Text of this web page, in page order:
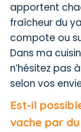
apportent
fraîcheur du
compote ou
Dans ma
n’hésitez pas
selon vos
Est-il
vache par